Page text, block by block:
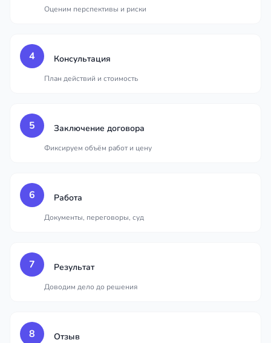
Оценим перспективы и риски
4 Консультация
План действий и стоимость
5 Заключение договора
Фиксируем объём работ и цену
6 Работа
Документы, переговоры, суд
7 Результат
Доводим дело до решения
8 Отзыв